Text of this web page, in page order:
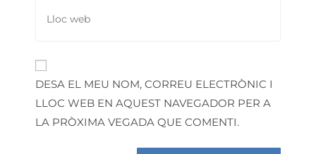
DESA EL MEU NOM, CORREU ELECTRÒNIC I
LLOC WEB EN AQUEST NAVEGADOR PER A
LA PRÒXIMA VEGADA QUE COMENTI.